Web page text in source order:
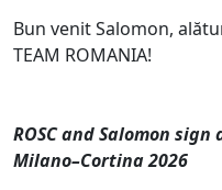
Bun venit Salomon,
TEAM ROMANIA!
ROSC and Salomon
Milano–Cortina 2026